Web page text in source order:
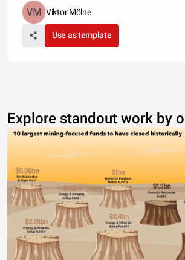
Viktor Mölne
Use as template
Explore standout work by